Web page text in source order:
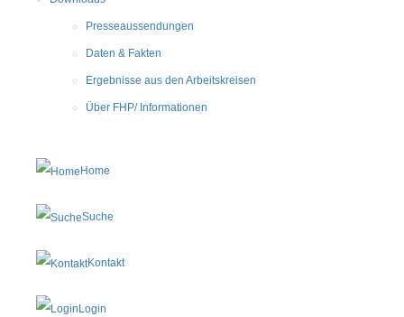
Presseaussendungen
Daten & Fakten
Ergebnisse aus den Arbeitskreisen
Über FHP/ Informationen
Home
Suche
Kontakt
Login